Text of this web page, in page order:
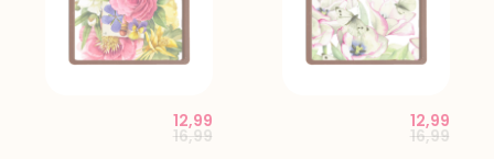
Price reduced from
16,99to
12,99
Price
16,99to
12,99